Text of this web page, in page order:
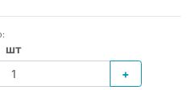
шт
+